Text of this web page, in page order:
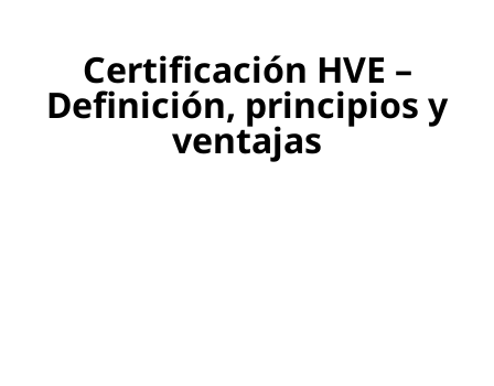
Certificación HVE –
Definición, principios y
ventajas